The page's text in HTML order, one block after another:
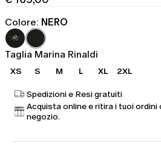
Prezzo
corrente
€
165,00
Colore: NERO
Taglia Marina Rinaldi
XS S M L XL 2XL
Spedizioni e Resi gratuiti
Acquista online e ritira i tuoi ordini
negozio.